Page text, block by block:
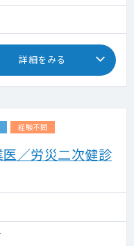
詳細をみる
経験不問
／労災二次健診